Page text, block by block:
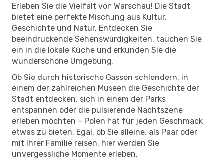
Erleben Sie die Vielfalt von Warschau! Die Stadt
bietet eine perfekte Mischung aus Kultur,
Geschichte und Natur. Entdecken Sie
beeindruckende Sehenswürdigkeiten, tauchen Sie
ein in die lokale Küche und erkunden Sie die
wunderschöne Umgebung.
Ob Sie durch historische Gassen schlendern, in
einem der zahlreichen Museen die Geschichte der
Stadt entdecken, sich in einem der Parks
entspannen oder die pulsierende Nachtszene
erleben möchten – Polen hat für jeden Geschmack
etwas zu bieten. Egal, ob Sie alleine, als Paar oder
mit Ihrer Familie reisen, hier werden Sie
unvergessliche Momente erleben.